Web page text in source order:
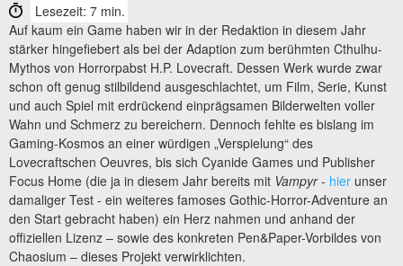
Lesezeit: 7 min.
Auf kaum ein Game haben wir in der Redaktion in diesem Jahr
stärker hingefiebert als bei der Adaption zum berühmten Cthulhu-
Mythos von Horrorpabst H.P. Lovecraft. Dessen Werk wurde zwar
schon oft genug stilbildend ausgeschlachtet, um Film, Serie, Kunst
und auch Spiel mit erdrückend einprägsamen Bilderwelten voller
Wahn und Schmerz zu bereichern. Dennoch fehlte es bislang im
Gaming-Kosmos an einer würdigen „Verspielung“ des
Lovecraftschen Oeuvres, bis sich Cyanide Games und Publisher
Focus Home (die ja in diesem Jahr bereits mit Vampyr- hier unser
damaliger Test - ein weiteres famoses Gothic-Horror-Adventure an
den Start gebracht haben) ein Herz nahmen und anhand der
offiziellen Lizenz – sowie des konkreten Pen&Paper-Vorbildes von
Chaosium – dieses Projekt verwirklichten.